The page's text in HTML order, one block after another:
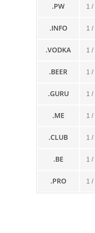
.PW 1 /
.INFO 1 /
.VODKA 1 /
.BEER 1 /
.GURU 1 /
.ME 1 /
.CLUB 1 /
.BE 1 /
.PRO 1 /